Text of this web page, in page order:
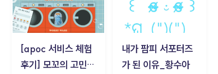
[apoc 서비스 체험
후기] 모꼬의 고민세
내가 팜피 서포터즈
가 된 이유_황수아